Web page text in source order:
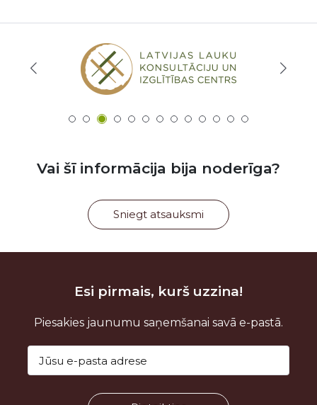
Vai šī informācija bija noderīga?
Sniegt atsauksmi
Esi pirmais, kurš uzzina!
Piesakies jaunumu saņemšanai savā e-pastā.